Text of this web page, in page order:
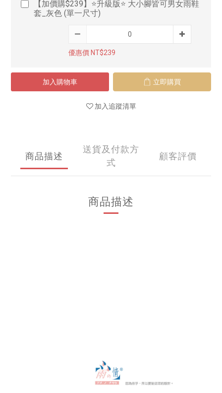
【加價購$239】⭐升級版⭐ 大小腳皆可男女雨鞋
套_灰色 (單一尺寸)
優惠價 NT$239
加入購物車 立即購買
加入追蹤清單
商品描述
送貨及付款方
式
顧客評價
商品描述